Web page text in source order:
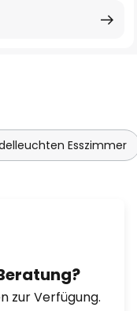
Esszimmer
zur Verfügung.